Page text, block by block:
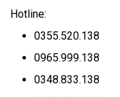
Hotline:
0355.520.138
0965.999.138
0348.833.138